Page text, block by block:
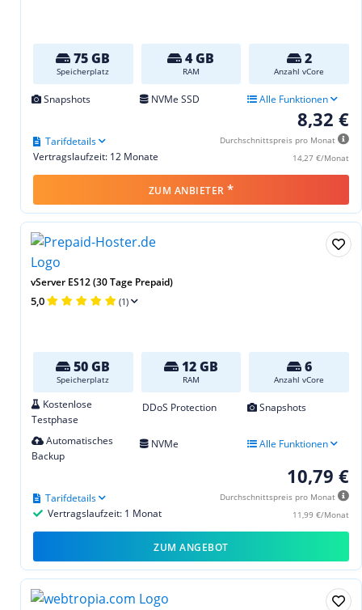
75 GB
Speicherplatz
4 GB
RAM
2
Anzahl vCore
Snapshots NVMe SSD Alle Funktionen
8,32 €
Durchschnittspreis pro Monat
14,27 €/Monat
Vertragslaufzeit: 12 Monate
Tarifdetails
ZUM ANBIETER *
vServer ES12 (30 Tage Prepaid)
5,0 (1)
50 GB
Speicherplatz
12 GB
RAM
6
Anzahl vCore
Kostenlose
Testphase
DDoS Protection Snapshots
Automatisches
Backup
NVMe Alle Funktionen
10,79 €
Durchschnittspreis pro Monat
11,99 €/Monat
Vertragslaufzeit: 1 Monat
Tarifdetails
ZUM ANGEBOT